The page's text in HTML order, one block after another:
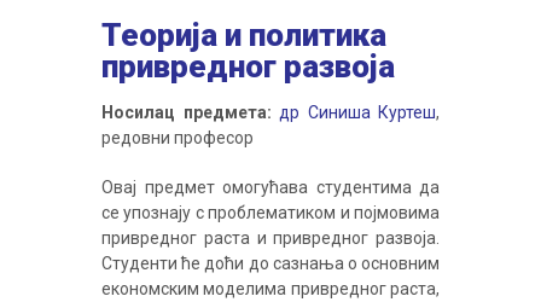
Теорија и политика
привредног развоја
Носилац предмета: др Синиша Куртеш,
редовни професор
Овај предмет омогућава студентима да
се упознају с проблематиком и појмовима
привредног раста и привредног развоја.
Студенти ће доћи до сазнања о основним
економским моделима привредног раста,